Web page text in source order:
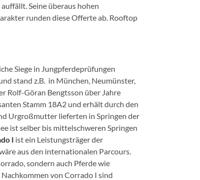
Seine überaus hohen
runden diese Offerte ab. Rooftop
Siege in Jungpferdeprüfungen
stand z.B. in München, Neumünster,
Rolf-Göran Bengtsson über Jahre
Stamm 18A2 und erhält durch den
Urgroßmutter lieferten in Springen der
ist selber bis mittelschweren Springen
I ist ein Leistungsträger der
aus den internationalen Parcours.
sondern auch Pferde wie
von Corrado I sind